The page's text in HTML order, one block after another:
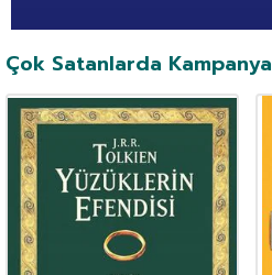
Çok Satanlarda Kampanya